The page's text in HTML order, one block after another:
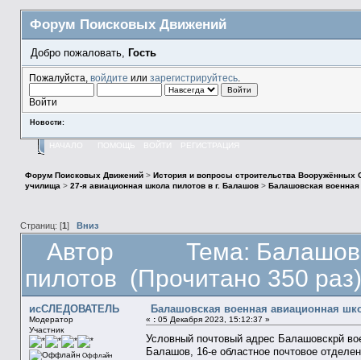
Форум Поисковых Движений
Добро пожаловать, Гость
Пожалуйста, войдите или зарегистрируйтесь.
Войти
Новости:
НАЧАЛО ПОМОЩЬ ВОЙТИ РЕГИСТРАЦИЯ
Форум Поисковых Движений> История и вопросы строительства Вооружённых
училища> 27-я авиационная школа пилотов в г. Балашов> Балашовская
Страниц: [1 ] Вниз
Автор
Тема:
пилотов (Прочитано 350
исСЛЕДОВАТЕЛЬ
Модератор
Участник
Оффлайн
Балашовская военная авиационная
« :05 Декабря 2023, 15:12:37 »
Условный почтовый адрес Балашовскрй
Балашов, 16-е областное почтовое